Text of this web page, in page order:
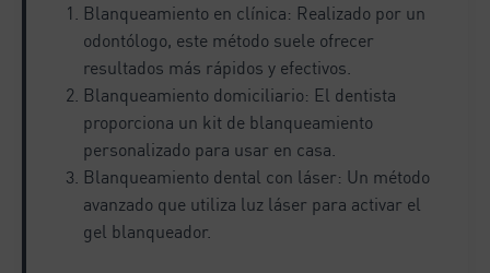
Blanqueamiento en clínica: Realizado por un
odontólogo, este método suele ofrecer
resultados más rápidos y efectivos.
Blanqueamiento domiciliario: El dentista
proporciona un kit de blanqueamiento
personalizado para usar en casa.
Blanqueamiento dental con láser: Un método
avanzado que utiliza luz láser para activar el
gel blanqueador.